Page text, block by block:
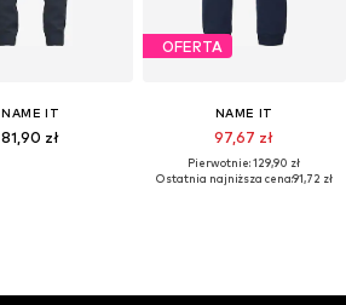
NAME IT
81,90 zł
OFERTA
NAME IT
97,67 zł
Pierwotnie: 129,90 zł
Ostatnia najniższa cena:91,72 zł